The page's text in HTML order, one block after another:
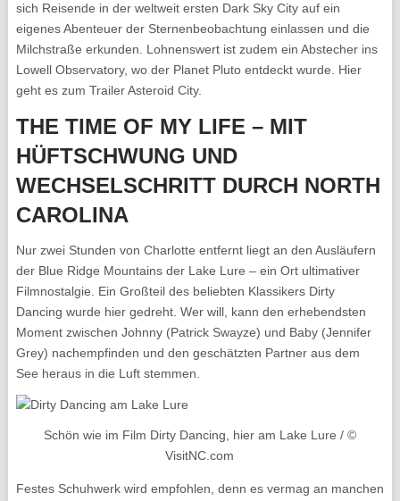
sich Reisende in der weltweit ersten Dark Sky City auf ein
eigenes Abenteuer der Sternenbeobachtung einlassen und die
Milchstraße erkunden. Lohnenswert ist zudem ein Abstecher ins
Lowell Observatory, wo der Planet Pluto entdeckt wurde. Hier
geht es zum Trailer Asteroid City.
THE TIME OF MY LIFE – MIT
HÜFTSCHWUNG UND
WECHSELSCHRITT DURCH NORTH
CAROLINA
Nur zwei Stunden von Charlotte entfernt liegt an den Ausläufern
der Blue Ridge Mountains der Lake Lure – ein Ort ultimativer
Filmnostalgie. Ein Großteil des beliebten Klassikers Dirty
Dancing wurde hier gedreht. Wer will, kann den erhebendsten
Moment zwischen Johnny (Patrick Swayze) und Baby (Jennifer
Grey) nachempfinden und den geschätzten Partner aus dem
See heraus in die Luft stemmen.
Schön wie im Film Dirty Dancing, hier am Lake Lure / ©
VisitNC.com
Festes Schuhwerk wird empfohlen, denn es vermag an manchen